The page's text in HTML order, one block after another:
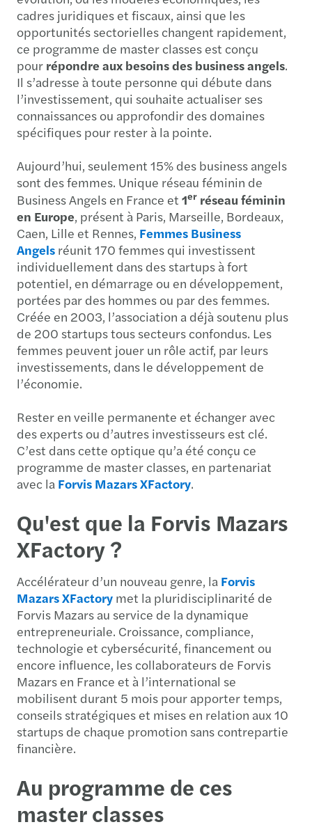
cadres juridiques et fiscaux, ainsi que les
opportunités sectorielles changent rapidement,
ce programme de master classes est conçu
pour répondre aux besoins des business angels.
Il s’adresse à toute personne qui débute dans
l’investissement, qui souhaite actualiser ses
connaissances ou approfondir des domaines
spécifiques pour rester à la pointe.
Aujourd’hui, seulement 15% des business angels
sont des femmes. Unique réseau féminin de
Business Angels en France et 1er réseau féminin
en Europe, présent à Paris, Marseille, Bordeaux,
Caen, Lille et Rennes, Femmes Business
Angels réunit 170 femmes qui investissent
individuellement dans des startups à fort
potentiel, en démarrage ou en développement,
portées par des hommes ou par des femmes.
Créée en 2003, l’association a déjà soutenu plus
de 200 startups tous secteurs confondus. Les
femmes peuvent jouer un rôle actif, par leurs
investissements, dans le développement de
l’économie.
Rester en veille permanente et échanger avec
des experts ou d’autres investisseurs est clé.
C’est dans cette optique qu’a été conçu ce
programme de master classes, en partenariat
avec la Forvis Mazars XFactory.
Qu'est que la Forvis Mazars
XFactory ?
Accélérateur d’un nouveau genre, la Forvis
Mazars XFactory met la pluridisciplinarité de
Forvis Mazars au service de la dynamique
entrepreneuriale. Croissance, compliance,
technologie et cybersécurité, financement ou
encore influence, les collaborateurs de Forvis
Mazars en France et à l’international se
mobilisent durant 5 mois pour apporter temps,
conseils stratégiques et mises en relation aux 10
startups de chaque promotion sans contrepartie
financière.
Au programme de ces
master classes